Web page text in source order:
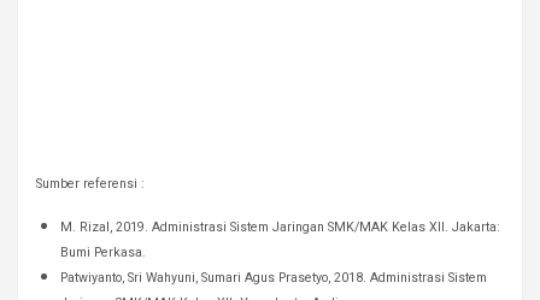
Sumber referensi :
M. Rizal, 2019. Administrasi Sistem Jaringan SMK/MAK Kelas XII. Jakarta:
Bumi Perkasa.
Patwiyanto, Sri Wahyuni, Sumari Agus Prasetyo, 2018. Administrasi Sistem